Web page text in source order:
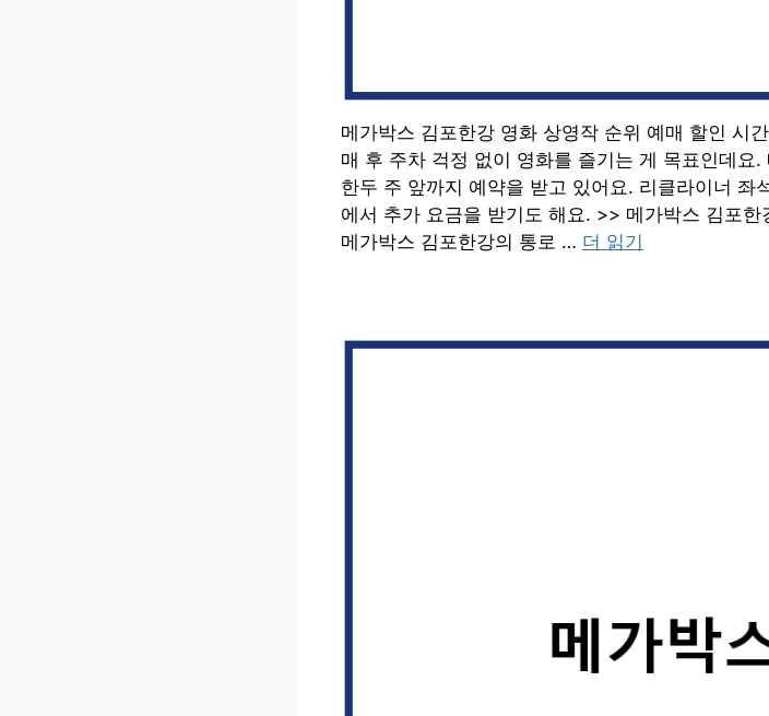
메가박스 김포한강 영화 상영작 순위 예매 할인 시
매 후 주차 걱정 없이 영화를 즐기는 게 목표인데요
한두 주 앞까지 예약을 받고 있어요. 리클라이너 좌
에서 추가 요금을 받기도 해요. >> 메가박스 김포
메가박스 김포한강의 통로 … 더 읽기